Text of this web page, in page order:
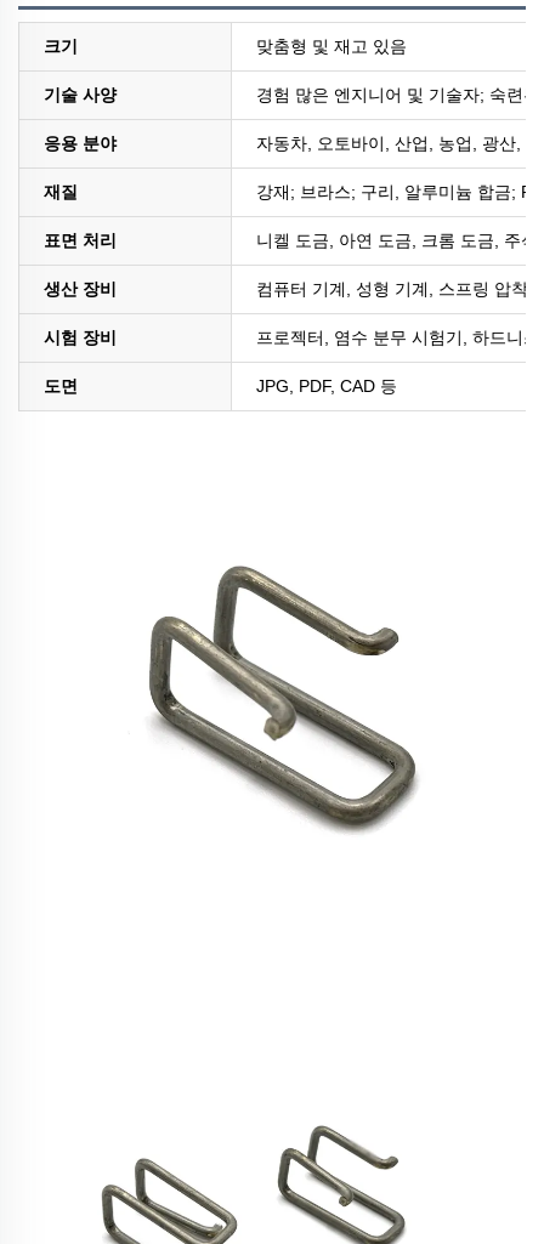
크기 맞춤형 및 재고 있음
기술 사양 경험 많은 엔지니어 및 기술자; 숙련
응용 분야 자동차, 오토바이, 산업, 농업, 광산,
재질 강재; 브라스; 구리, 알루미늄 합금;
표면 처리 니켈 도금, 아연 도금, 크롬 도금, 주
생산 장비 컴퓨터 기계, 성형 기계, 스프링 압착
시험 장비 프로젝터, 염수 분무 시험기, 하드니
도면 JPG, PDF, CAD 등